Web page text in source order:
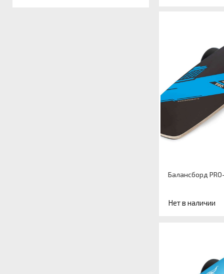
Балансборд
Нет в наличии